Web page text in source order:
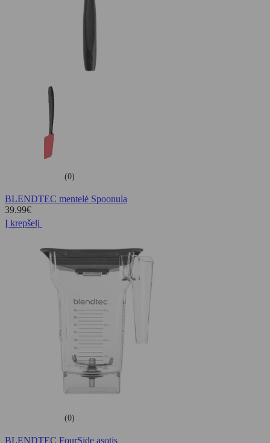
(0)
BLENDTEC mentelė Spoonula
39.99€
Į krepšelį
(0)
BLENDTEC FourSide ąsotis